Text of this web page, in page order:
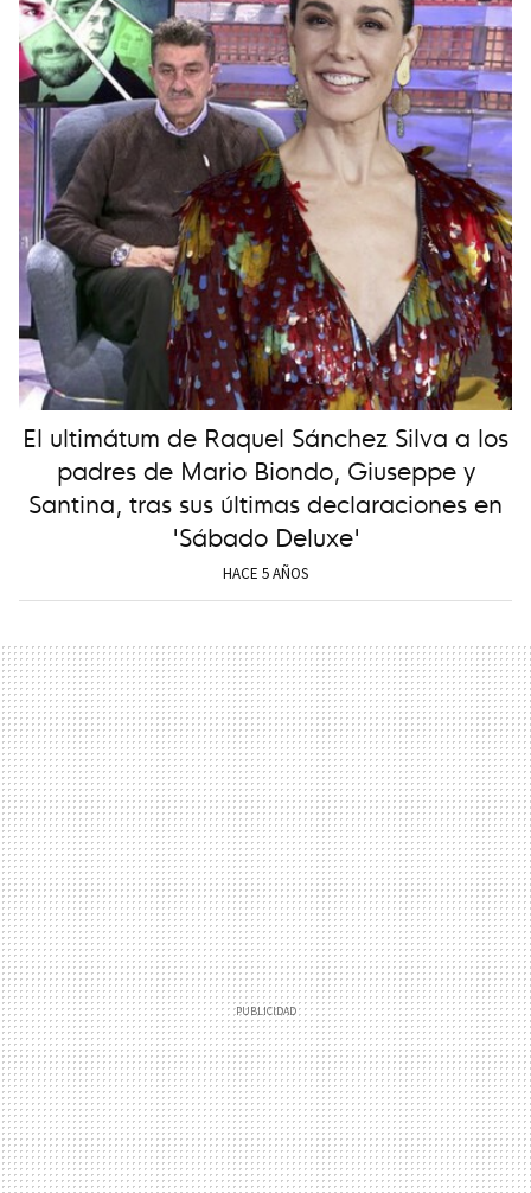
El ultimátum de Raquel Sánchez Silva a los
padres de Mario Biondo, Giuseppe y
Santina, tras sus últimas declaraciones en
'Sábado Deluxe'
HACE 5 AÑOS